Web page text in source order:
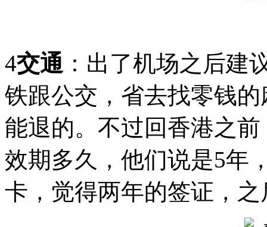
4交通 ：出了机场之后建
铁跟公交，省去找零钱
能退的。不过回香港之
效期多久，他们说是5年
卡，觉得两年的签证，